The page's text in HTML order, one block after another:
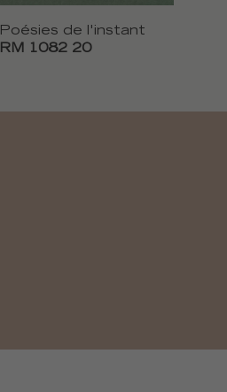
Poésies de l'instant
RM 1082 20